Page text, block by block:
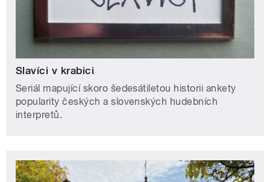
Slavíci v krabici
Seriál mapující skoro šedesátiletou historii ankety
popularity českých a slovenských hudebních
interpretů.